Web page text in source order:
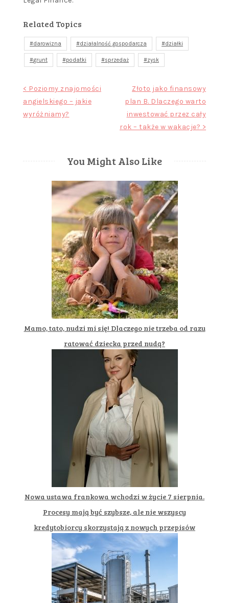
Related Topics
darowizna działalność gospodarcza działki
grunt podatki sprzedaż zysk
Nawigacja
wpisu
< Poziomy znajomości
angielskiego – jakie
wyróżniamy?
Złoto jako finansowy
plan B. Dlaczego warto
inwestować przez cały
rok – także w wakacje? >
You Might Also Like
Mamo, tato, nudzi mi się! Dlaczego nie trzeba od razu
ratować dziecka przed nudą?
Nowa ustawa frankowa wchodzi w życie 7 sierpnia.
Procesy mają być szybsze, ale nie wszyscy
kredytobiorcy skorzystają z nowych przepisów